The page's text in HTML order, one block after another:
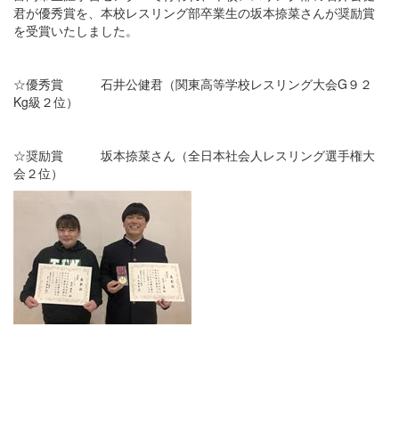
君が優秀賞を、本校レスリング部卒業生の坂本捺菜さんが奨励賞
を受賞いたしました。
☆優秀賞 石井公健君（関東高等学校レスリング大会G９２
Kg級２位）
☆奨励賞 坂本捺菜さん（全日本社会人レスリング選手権大
会２位）